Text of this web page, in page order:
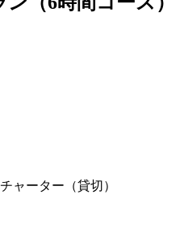
ャーター（貸切）